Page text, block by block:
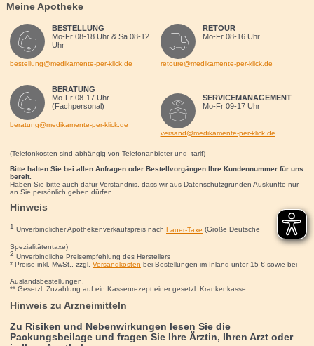
Meine Apotheke
BESTELLUNG
Mo-Fr 08-18 Uhr & Sa 08-12
Uhr
bestellung@medikamente-per-klick.de
BERATUNG
Mo-Fr 08-17 Uhr
(Fachpersonal)
beratung@medikamente-per-klick.de
RETOUR
Mo-Fr 08-16 Uhr
retoure@medikamente-per-klick.de
SERVICEMANAGEMENT
Mo-Fr 09-17 Uhr
versand@medikamente-per-klick.de
(Telefonkosten sind abhängig von Telefonanbieter und -tarif)
Bitte halten Sie bei allen Anfragen oder Bestellvorgängen Ihre Kundennummer für uns
bereit.
Haben Sie bitte auch dafür Verständnis, dass wir aus Datenschutzgründen Auskünfte nur
an Sie persönlich geben dürfen.
Hinweis
1 Unverbindlicher Apothekenverkaufspreis nach Lauer-Taxe (Große Deutsche
Spezialitätentaxe)
2 Unverbindliche Preisempfehlung des Herstellers
* Preise inkl. MwSt., zzgl. Versandkosten bei Bestellungen im Inland unter 15 €sowie bei
Auslandsbestellungen.
** Gesetzl. Zuzahlung auf ein Kassenrezept einer gesetzl. Krankenkasse.
Hinweis zu Arzneimitteln
Zu Risiken und Nebenwirkungen lesen Sie die
Packungsbeilage und fragen Sie Ihre Ärztin, Ihren Arzt oder